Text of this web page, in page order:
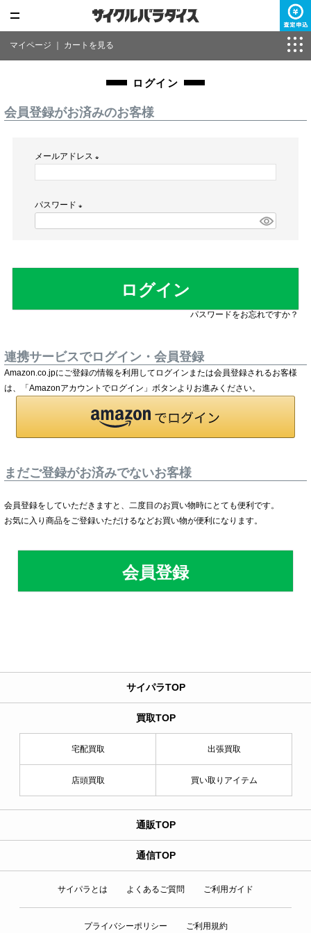
マイページ カートを見る
ログイン
会員登録がお済みのお客様
メールアドレス
パスワード
)
ログイン
パスワードをお忘れですか？
連携サービスでログイン・会員登録
Amazon.co.jpにご登録の情報を利用してログインまたは会員登録されるお客様
は、「Amazonアカウントでログイン」ボタンよりお進みください。
まだご登録がお済みでないお客様
会員登録をしていただきますと、二度目のお買い物時にとても便利です。
お気に入り商品をご登録いただけるなどお買い物が便利になります。
会員登録
サイパラTOP
買取TOP
宅配買取 出張買取
店頭買取 買い取りアイテム
通販TOP
通信TOP
サイパラとは よくあるご質問 ご利用ガイド
プライバシーポリシー ご利用規約